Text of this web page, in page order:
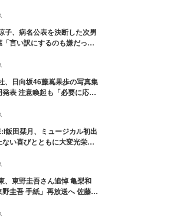
みたい」【ゲネプロレポ】
子、病名公表を決断した次男
言い訳にするのも嫌だっ
、日向坂46藤嶌果歩の写真集
発表 注意喚起も「必要に応じ
飯田栞月、ミュージカル初出
い喜びとともに大変光栄」
、東野圭吾さん追悼 亀梨和
圭吾 手紙」再放送へ 佐藤隆